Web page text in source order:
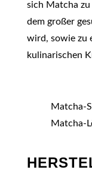
sich Matcha
dem großer
wird, sowie zu
kulinarischen
Matcha-
Matcha-